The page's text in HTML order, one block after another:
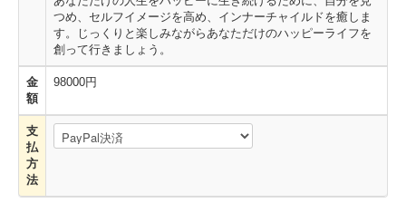
つめ、セルフイメージを高め、インナーチャイルドを癒しま
す。じっくりと楽しみながらあなただけのハッピーライフを
創って行きましょう。
金
額
98000円
支
払
方
法